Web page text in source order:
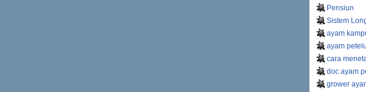
Pensiun
Sistem
ayam
ayam
cara
doc ayam
grower